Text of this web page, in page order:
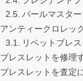
パールマスタ
アンティークロレッ
リベットブレス
ブレスレットを修理
ブレスレットを査定